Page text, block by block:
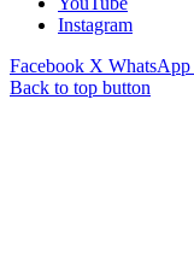
Instagram
Facebook X WhatsApp
Back to top button